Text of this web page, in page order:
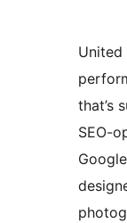
United
that’s
SEO-